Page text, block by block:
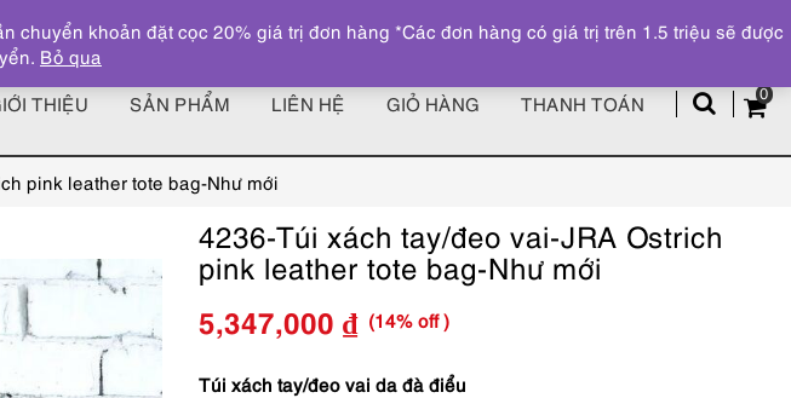
z
0
THIỆU SẢN PHẨM LIÊN HỆ GIỎ HÀNG THANH TOÁN
pink leather tote bag-Như mới
4236-Túi xách tay/đeo vai-JRA Ostrich
pink leather tote bag-Như mới
Giá
gốc
5,347,000 ₫
Giá
hiện
(14% off )
Túi xách tay/đeo vai da đà điểu
khoản đặt cọc 20% giá trị đơn hàng *Các đơn hàng có giá trị trên 1.5 triệu sẽ được
Bỏ qua